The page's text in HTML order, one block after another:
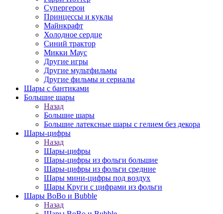
Супергерои
Принцессы и куклы
Майнкрафт
Холодное сердце
Синий трактор
Микки Маус
Другие игры
Другие мультфильмы
Другие фильмы и сериалы
Шары с бантиками
Большие шары
Назад
Большие шары
Большие латексные шары с гелием без декора
Шары-цифры
Назад
Шары-цифры
Шары-цифры из фольги большие
Шары-цифры из фольги средние
Шары мини-цифры под воздух
Шары Круги с цифрами из фольги
Шары BoBo и Bubble
Назад